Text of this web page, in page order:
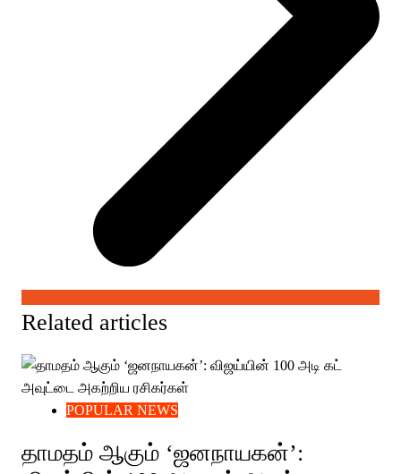
Related articles
POPULAR NEWS
தாமதம் ஆகும் ‘ஜனநாயகன்’: